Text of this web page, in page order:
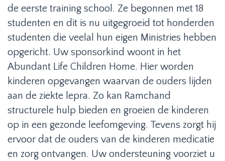
de eerste training school. Ze begonnen met 18
studenten en dit is nu uitgegroeid tot honderden
studenten die veelal hun eigen Ministries hebben
opgericht. Uw sponsorkind woont in het
Abundant Life Children Home. Hier worden
kinderen opgevangen waarvan de ouders lijden
aan de ziekte lepra. Zo kan Ramchand
structurele hulp bieden en groeien de kinderen
op in een gezonde leefomgeving. Tevens zorgt hij
ervoor dat de ouders van de kinderen medicatie
en zorg ontvangen. Uw ondersteuning voorziet u